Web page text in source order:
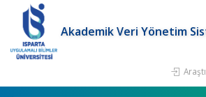
Akademik Veri Yönetim